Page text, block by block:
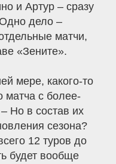
и Артур – сразу
дело –
матчи,
«Зените».
мере, какого-то
матча с более-
Но в состав их
сезона?
12 туров до
будет вообще